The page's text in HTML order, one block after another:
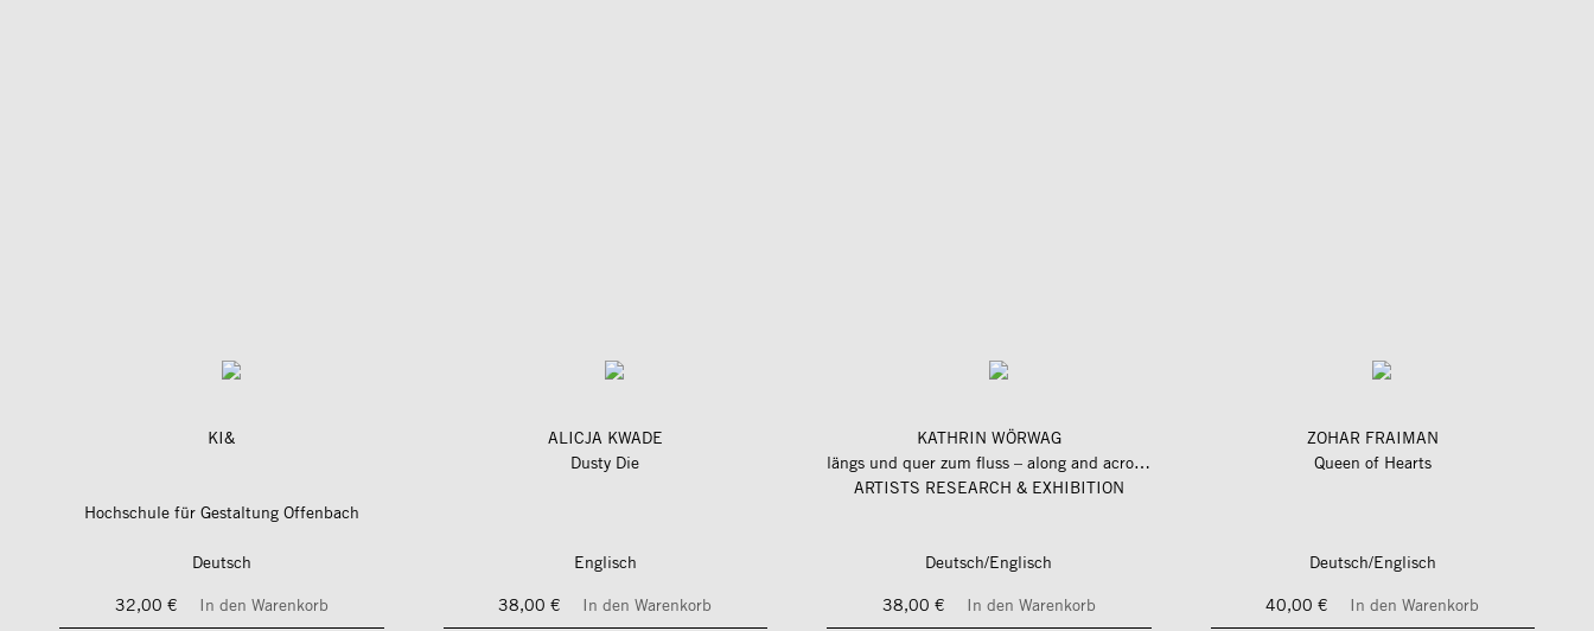
KI&
Hochschule für Gestaltung Offenbach
Deutsch
32,00 €
In den Warenkorb
ALICJA KWADE
Dusty Die
Englisch
38,00 €
In den Warenkorb
KATHRIN WÖRWAG
längs und quer zum fluss – along and across the river
ARTISTS RESEARCH & EXHIBITION
Deutsch/Englisch
38,00 €
In den Warenkorb
ZOHAR FRAIMAN
Queen of Hearts
Deutsch/Englisch
40,00 €
In den Warenkorb